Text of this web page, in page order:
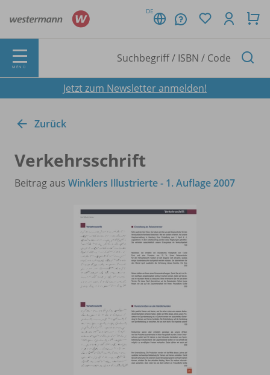
DE
MENÜ
Jetzt zum Newsletter anmelden!
Zurück
Verkehrsschrift
Beitrag aus Winklers Illustrierte - 1. Auflage 2007